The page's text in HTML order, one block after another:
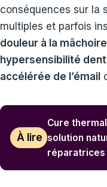
conséquences sur la
multiples et parfois
douleur à la mâchoire
hypersensibilité
accélérée de l’émail
À lire
Cure
solution
réparatrices